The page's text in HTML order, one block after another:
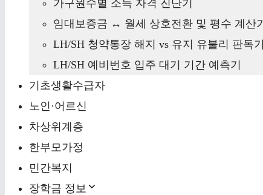
가구원수별 소득 자격 진단기
임대보증금 ↔ 월세 상호전환 및 평수 계산기
LH/SH 청약통장 해지 vs 유지 유불리 판독기
LH/SH 예비번호 입주 대기 기간 예측기
기초생활수급자
노인·어르신
차상위계층
한부모가정
민간복지
장학금 정보